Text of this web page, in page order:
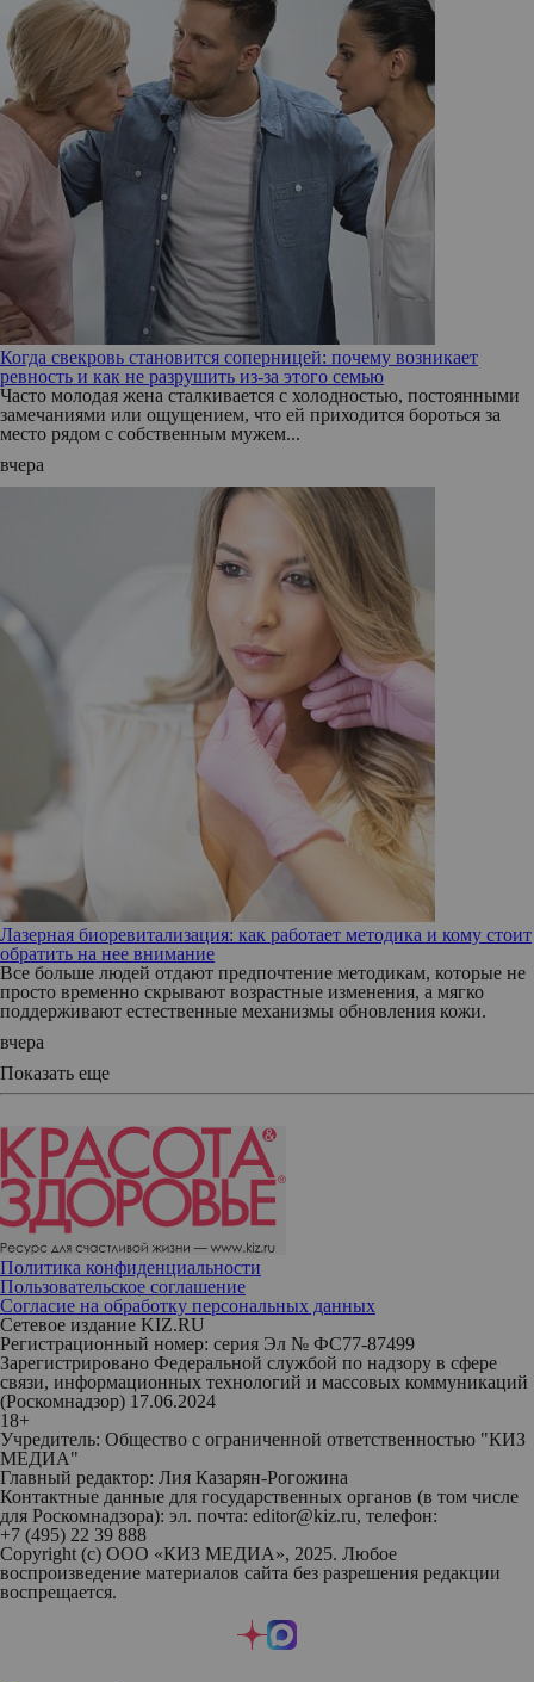
Когда свекровь становится соперницей: почему возникает
ревность и как не разрушить из-за этого семью
Часто молодая жена сталкивается с холодностью, постоянными
замечаниями или ощущением, что ей приходится бороться за
место рядом с собственным мужем...
вчера
Лазерная биоревитализация: как работает методика и кому стоит
обратить на нее внимание
Все больше людей отдают предпочтение методикам, которые не
просто временно скрывают возрастные изменения, а мягко
поддерживают естественные механизмы обновления кожи.
вчера
Показать еще
Политика конфиденциальности
Пользовательское соглашение
Согласие на обработку персональных данных
Сетевое издание KIZ.RU
Регистрационный номер: серия Эл № ФС77-87499
Зарегистрировано Федеральной службой по надзору в сфере
связи, информационных технологий и массовых коммуникаций
(Роскомнадзор) 17.06.2024
18+
Учредитель: Общество с ограниченной ответственностью "КИЗ
МЕДИА"
Главный редактор: Лия Казарян-Рогожина
Контактные данные для государственных органов (в том числе
для Роскомнадзора): эл. почта: editor@kiz.ru, телефон:
+7 (495) 22 39 888
Copyright (с) ООО «КИЗ МЕДИА», 2025. Любое
воспроизведение материалов сайта без разрешения редакции
воспрещается.